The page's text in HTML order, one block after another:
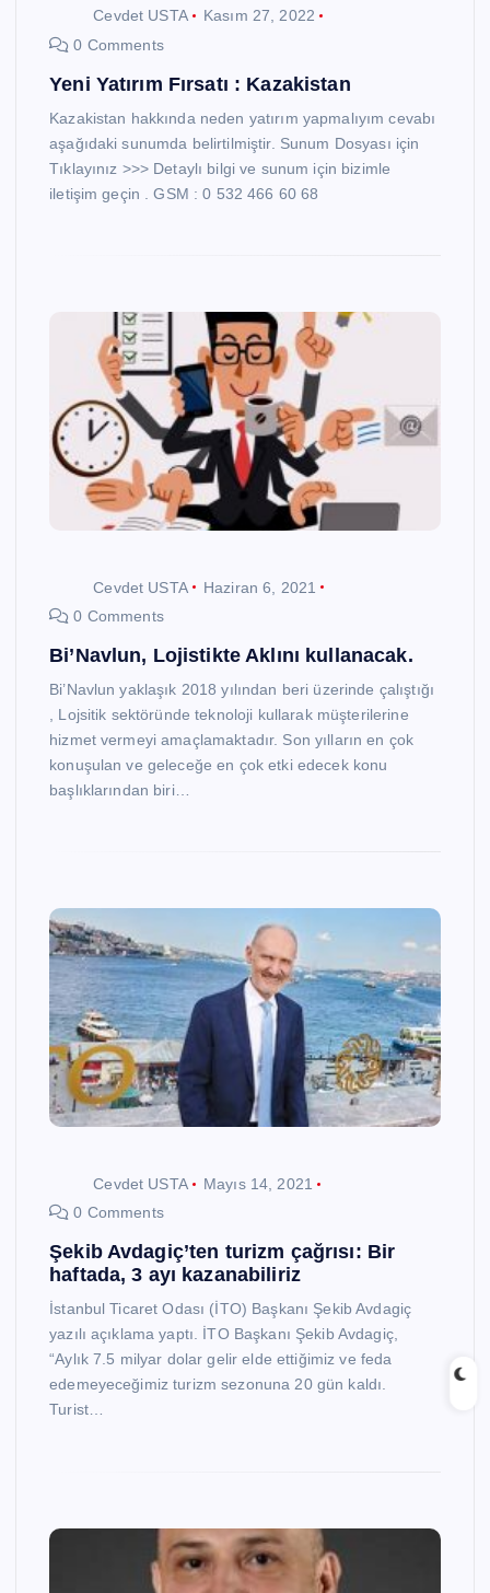
Cevdet USTA
Kasım 27, 2022
0 Comments
Yeni Yatırım Fırsatı : Kazakistan
Kazakistan hakkında neden yatırım yapmalıyım cevabı
aşağıdaki sunumda belirtilmiştir. Sunum Dosyası için
Tıklayınız >>> Detaylı bilgi ve sunum için bizimle
iletişim geçin . GSM : 0 532 466 60 68
Cevdet USTA
Haziran 6, 2021
0 Comments
Bi’Navlun, Lojistikte Aklını kullanacak.
Bi’Navlun yaklaşık 2018 yılından beri üzerinde çalıştığı
, Lojsitik sektöründe teknoloji kullarak müşterilerine
hizmet vermeyi amaçlamaktadır. Son yılların en çok
konuşulan ve geleceğe en çok etki edecek konu
başlıklarından biri…
Cevdet USTA
Mayıs 14, 2021
0 Comments
Şekib Avdagiç’ten turizm çağrısı: Bir
haftada, 3 ayı kazanabiliriz
İstanbul Ticaret Odası (İTO) Başkanı Şekib Avdagiç
yazılı açıklama yaptı. İTO Başkanı Şekib Avdagiç,
“Aylık 7.5 milyar dolar gelir elde ettiğimiz ve feda
edemeyeceğimiz turizm sezonuna 20 gün kaldı.
Turist…